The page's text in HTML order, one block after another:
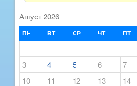
Август 2026
ПН ВТ СР ЧТ ПТ
3
4 5 6 7
10
11 12 13 14